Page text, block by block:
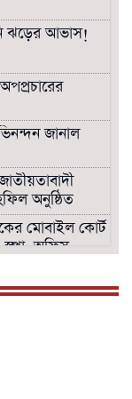
ঝড়ের আভাস!
জানাল
অনুষ্ঠিত
মোবাইল কোর্ট।
স্পা, অফিস
হোটেল,